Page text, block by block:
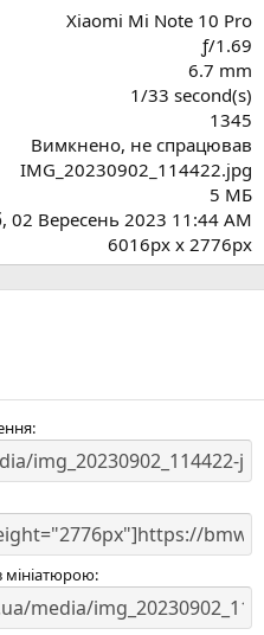
р
Xiaomi Mi Note 10 Pro
ƒ/1.69
6.7 mm
1/33 second(s)
1345
Вимкнено, не спрацював
IMG_20230902_114422.jpg
5 MБ
02 Вересень 2023 11:44 AM
6016px x 2776px
мініатюрою